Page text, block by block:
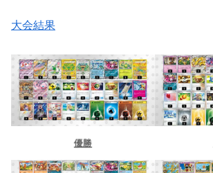
大会結果
優勝